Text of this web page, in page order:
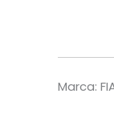
Marca: